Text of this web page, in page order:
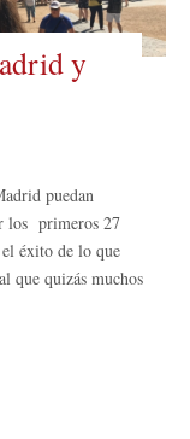
y
puedan
los primeros 27
éxito de lo que
que quizás muchos